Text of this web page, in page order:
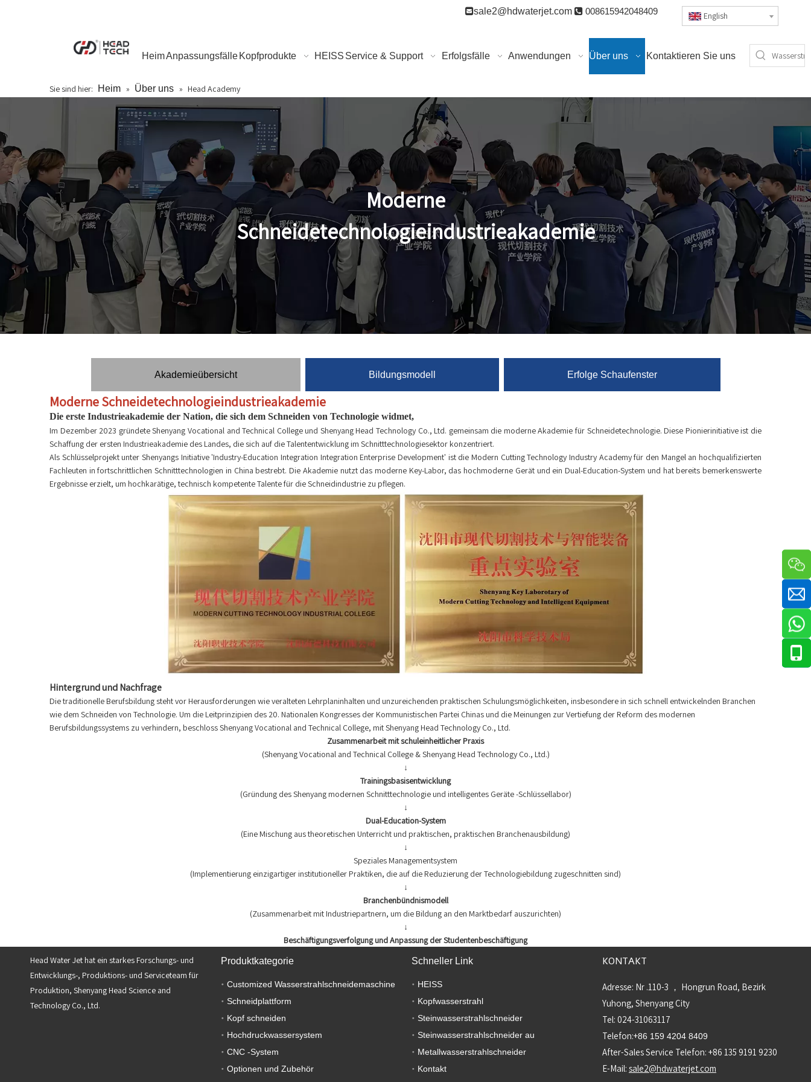
sale2@hdwaterjet.com  008615942048409 English
HeimAnpassungsfälle Kopfprodukte HEISS Service & Support Erfolgsfälle Anwendungen Über uns Kontaktieren Sie uns
Sie sind hier: Heim » Über uns » Head Academy
Moderne
Schneidetechnologieindustrieakademie
Akademieübersicht Bildungsmodell Erfolge Schaufenster
Moderne Schneidetechnologieindustrieakademie
Die erste Industrieakademie der Nation, die sich dem Schneiden von Technologie widmet,
Im Dezember 2023 gründete Shenyang Vocational and Technical College und Shenyang Head Technology Co., Ltd. gemeinsam die moderne Akademie für Schneidetechnologie. Diese Pionierinitiative ist die
Schaffung der ersten Industrieakademie des Landes, die sich auf die Talententwicklung im Schnitttechnologiesektor konzentriert.
Als Schlüsselprojekt unter Shenyangs Initiative 'Industry-Education Integration Integration Enterprise Development' ist die Modern Cutting Technology Industry Academy für den Mangel an hochqualifizierten
Fachleuten in fortschrittlichen Schnitttechnologien in China bestrebt. Die Akademie nutzt das moderne Key-Labor, das hochmoderne Gerät und ein Dual-Education-System und hat bereits bemerkenswerte
Ergebnisse erzielt, um hochkarätige, technisch kompetente Talente für die Schneidindustrie zu pflegen.
Hintergrund und Nachfrage
Die traditionelle Berufsbildung steht vor Herausforderungen wie veralteten Lehrplaninhalten und unzureichenden praktischen Schulungsmöglichkeiten, insbesondere in sich schnell entwickelnden Branchen
wie dem Schneiden von Technologie. Um die Leitprinzipien des 20. Nationalen Kongresses der Kommunistischen Partei Chinas und die Meinungen zur Vertiefung der Reform des modernen
Berufsbildungssystems zu verhindern, beschloss Shenyang Vocational and Technical College, mit Shenyang Head Technology Co., Ltd.
Zusammenarbeit mit schuleinheitlicher Praxis
(Shenyang Vocational and Technical College & Shenyang Head Technology Co., Ltd.)
↓
Trainingsbasisentwicklung
(Gründung des Shenyang modernen Schnitttechnologie und intelligentes Geräte -Schlüssellabor)
↓
Dual-Education-System
(Eine Mischung aus theoretischen Unterricht und praktischen, praktischen Branchenausbildung)
↓
Speziales Managementsystem
(Implementierung einzigartiger institutioneller Praktiken, die auf die Reduzierung der Technologiebildung zugeschnitten sind)
↓
Branchenbündnismodell
(Zusammenarbeit mit Industriepartnern, um die Bildung an den Marktbedarf auszurichten)
↓
Beschäftigungsverfolgung und Anpassung der Studentenbeschäftigung
Head Water Jet hat ein starkes Forschungs- und
Entwicklungs-, Produktions- und Serviceteam für
Produktion, Shenyang Head Science and
Technology Co., Ltd.
Produktkategorie
Customized Wasserstrahlschneidemaschine
Schneidplattform
Kopf schneiden
Hochdruckwassersystem
CNC -System
Optionen und Zubehör
Schneller Link
HEISS
Kopfwasserstrahl
Steinwasserstrahlschneider
Steinwasserstrahlschneider au
Metallwasserstrahlschneider
Kontakt
KONTAKT
Adresse: Nr .110-3 ， Hongrun Road, Bezirk
Yuhong, Shenyang City
Tel: 024-31063117
Telefon:+86 159 4204 8409
After-Sales Service Telefon: +86 135 9191 9230
E-Mail: sale2@hdwaterjet.com